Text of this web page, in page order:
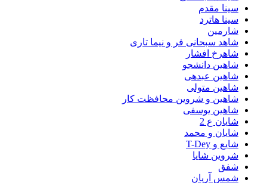
سینا مقدم
سینا هاترد
شارمین
شاهد سبحانی فر و نیما تاری
شاهرخ افشار
شاهین دانشجو
شاهین عبدهی
شاهین متولی
شاهین و شروین محافظت کار
شاهین یوسفی
شایان ع 2
شایان و محمد
شایع و T-Dey
شروین شایا
شفق
شمس آریان